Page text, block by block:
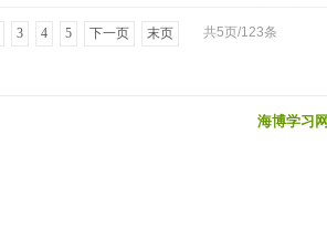
共5页/123条
3 4 5 下一页 末页
海博学习